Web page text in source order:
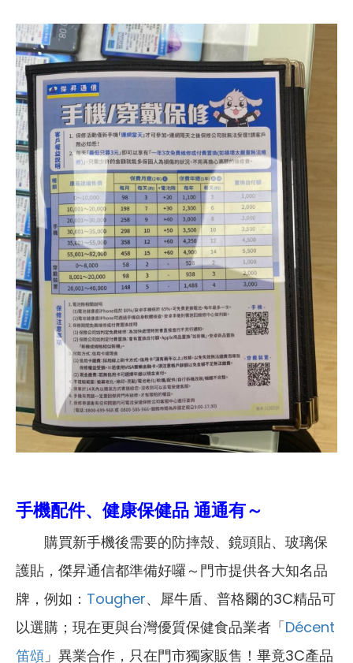
手機配件、健康保健品 通通有～
購買新手機後需要的防摔殼、鏡頭貼、玻璃保
護貼，傑昇通信都準備好囉～門市提供各大知名品
牌，例如： Tougher、犀牛盾、普格爾的3C精品可
以選購；現在更與台灣優質保健食品業者「Décent
笛頌 」異業合作，只在門市獨家販售！畢竟3C產品